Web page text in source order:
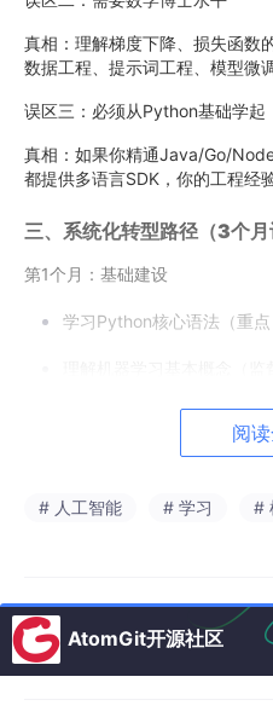
真相：理解梯度下降、损失函数
数据工程、提示词工程、模型微
误区三：必须从Python基础学起
真相：如果你精通Java/Go/
都提供多语言SDK，你的工程经
三、系统化转型路径（3个月
第1个月：基础建设
学习Python核心语法（重点
掌握主流AI框架：PyTorc
学习模型部署技术：Flask/
掌握Prompt Engineering
laude API
阅
# 人工智能 # 学习 #
AtomGit开源社区